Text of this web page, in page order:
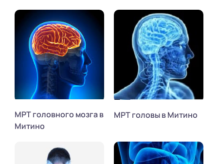
МРТ головного мозга в
Митино
МРТ головы в Митино